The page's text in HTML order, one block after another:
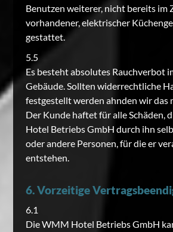
Benutzen weiterer, nicht bereits im
vorhandener, elektrischer
gestattet.
5.5
Es besteht absolutes Rauchverbot
Gebäude. Sollten widerrechtliche
festgestellt werden ahnden wir das
Der Kunde haftet für alle Schäden,
Hotel Betriebs GmbH durch ihn
oder andere Personen, für die er
entstehen.
6. Vorzeitige
6.1
Die WMM Hotel Betriebs GmbH